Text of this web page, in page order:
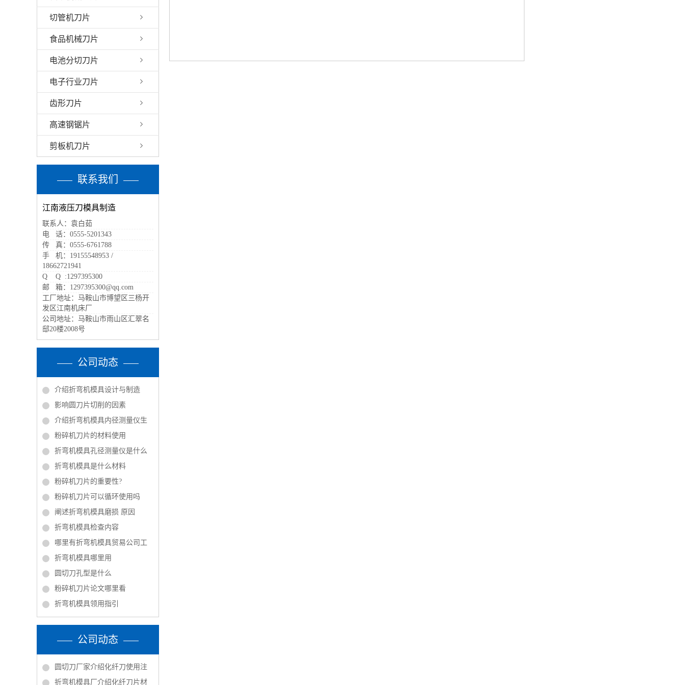
切管机刀片
食品机械刀片
电池分切刀片
电子行业刀片
齿形刀片
高速钢锯片
剪板机刀片
联系我们
江南液压刀模具制造
联系人：袁白茹
电 话：0555-5201343
传 真：0555-6761788
手 机：19155548953 /
18662721941
Q Q :1297395300
邮 箱：1297395300@qq.com
工厂地址：马鞍山市博望区三杨开
发区江南机床厂
公司地址：马鞍山市雨山区汇翠名
邸20楼2008号
公司动态
介绍折弯机模具设计与制造
影响圆刀片切削的因素
介绍折弯机模具内径测量仪生
粉碎机刀片的材料使用
折弯机模具孔径测量仪是什么
折弯机模具是什么材料
粉碎机刀片的重要性?
粉碎机刀片可以循环使用吗
阐述折弯机模具磨损 原因
折弯机模具检查内容
哪里有折弯机模具贸易公司工
折弯机模具哪里用
圆切刀孔型是什么
粉碎机刀片论文哪里看
折弯机模具领用指引
公司动态
圆切刀厂家介绍化纤刀使用注
折弯机模具厂介绍化纤刀片材